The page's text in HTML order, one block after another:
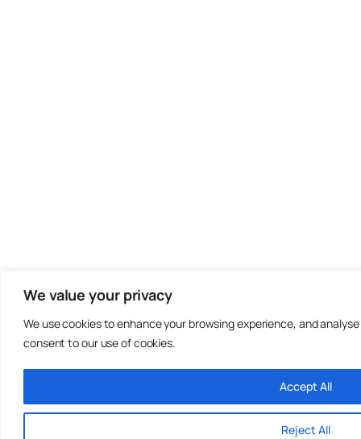
We value your privacy
We use cookies to enhance your browsing experience, and
consent to our use of cookies.
Reject All
Accept All